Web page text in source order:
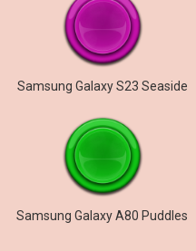
Samsung Galaxy S23 Seaside
Samsung Galaxy A80 Puddles